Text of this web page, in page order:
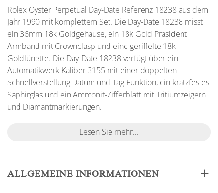
Rolex Oyster Perpetual Day-Date Referenz 18238 aus dem
Jahr 1990 mit komplettem Set. Die Day-Date 18238 misst
ein 36mm 18k Goldgehäuse, ein 18k Gold Präsident
Armband mit Crownclasp und eine geriffelte 18k
Goldlünette. Die Day-Date 18238 verfügt über ein
Automatikwerk Kaliber 3155 mit einer doppelten
Schnellverstellung Datum und Tag-Funktion, ein kratzfestes
Saphirglas und ein Ammonit-Zifferblatt mit Tritiumzeigern
und Diamantmarkierungen.
Lesen Sie mehr...
ALLGEMEINE INFORMATIONEN